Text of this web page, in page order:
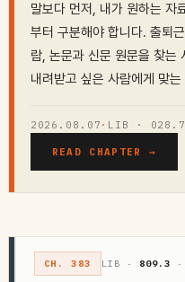
말보다 먼저, 내가 원하는 자
부터 구분해야 합니다. 출퇴
람, 논문과 신문 원문을 찾는
내려받고 싶은 사람에게 맞
2026.08.07 · LIB · 028.7
READ CHAPTER →
CH. 383 LIB · 809.3 ·